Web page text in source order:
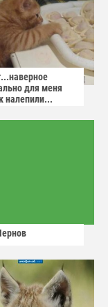
для меня
налепили...